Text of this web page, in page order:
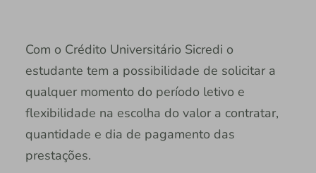
Com o Crédito Universitário Sicredi o
estudante tem a possibilidade de solicitar a
qualquer momento do período letivo e
flexibilidade na escolha do valor a contratar,
quantidade e dia de pagamento das
prestações.